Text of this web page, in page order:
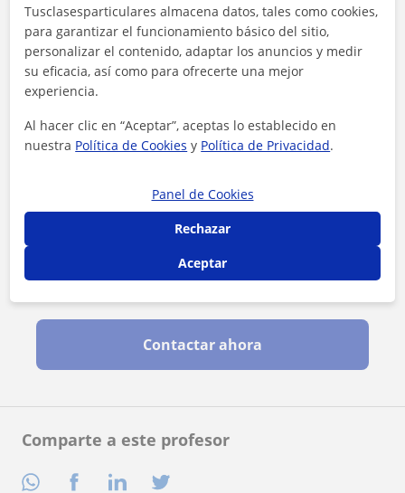
Comparte a este profesor
Contactar ahora
Tusclasesparticulares almacena datos, tales como cookies,
para garantizar el funcionamiento básico del sitio,
personalizar el contenido, adaptar los anuncios y medir
su eficacia, así como para ofrecerte una mejor
experiencia.
Al hacer clic en “Aceptar”, aceptas lo establecido en
nuestra Política de Cookies y Política de Privacidad.
Panel de Cookies
Rechazar
Aceptar